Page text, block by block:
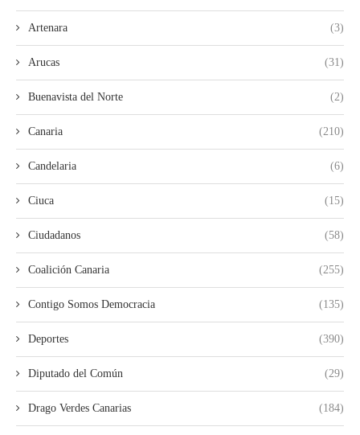
Artenara (3)
Arucas (31)
Buenavista del Norte (2)
Canaria (210)
Candelaria (6)
Ciuca (15)
Ciudadanos (58)
Coalición Canaria (255)
Contigo Somos Democracia (135)
Deportes (390)
Diputado del Común (29)
Drago Verdes Canarias (184)